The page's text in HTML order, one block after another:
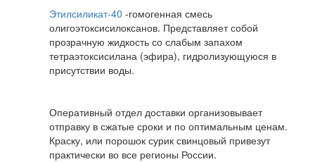
Этилсиликат-40 -гомогенная смесь
олигоэтоксисилоксанов. Представляет собой
прозрачную жидкость со слабым запахом
тетраэтоксисилана (эфира), гидролизующуюся в
присутствии воды.
Оперативный отдел доставки организовывает
отправку в сжатые сроки и по оптимальным ценам.
Краску, или порошок сурик свинцовый привезут
практически во все регионы России.